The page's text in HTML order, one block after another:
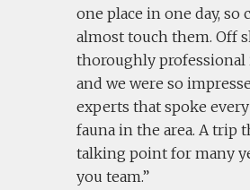
one place in one day, so
almost touch them. Off
thoroughly professional
and we were so
experts that spoke
fauna in the area. A trip
talking point for many
you team.